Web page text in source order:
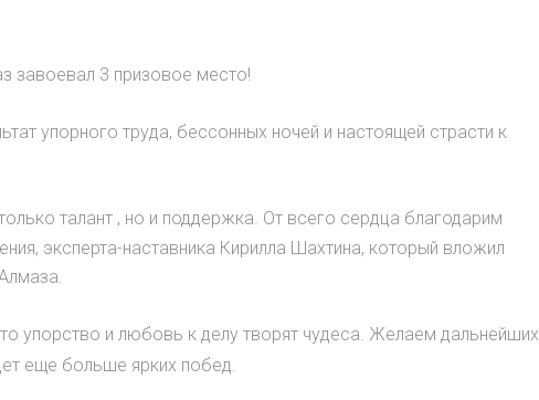
3 призовое место!
упорного труда, бессонных ночей и настоящей страсти к
талант , но и поддержка. От всего сердца благодарим
эксперта-наставника Кирилла Шахтина, который вложил
упорство и любовь к делу творят чудеса. Желаем дальнейших
еще больше ярких побед.